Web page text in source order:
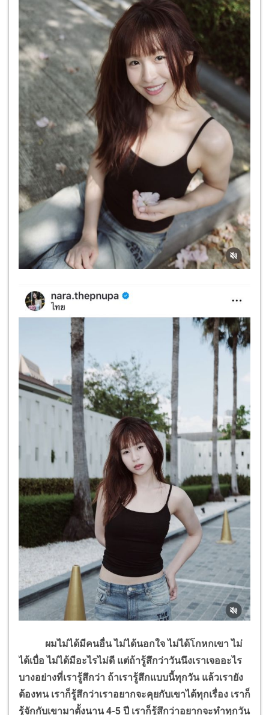
ผมไม่ได้มีคนอื่น ไม่ได้นอกใจ ไม่ได้โกหกเขา ไม่
ได้เบื่อ ไม่ได้มีอะไรไม่ดี แต่ถ้ารู้สึกว่าวันนึงเราเจออะไร
บางอย่างที่เรารู้สึกว่า ถ้าเรารู้สึกแบบนี้ทุกวัน แล้วเรายัง
ต้องทน เราก็รู้สึกว่าเราอยากจะคุยกับเขาได้ทุกเรื่อง เราก็
รู้จักกับเขามาตั้งนาน4-5 ปี เราก็รู้สึกว่าอยากจะทำทุกวัน